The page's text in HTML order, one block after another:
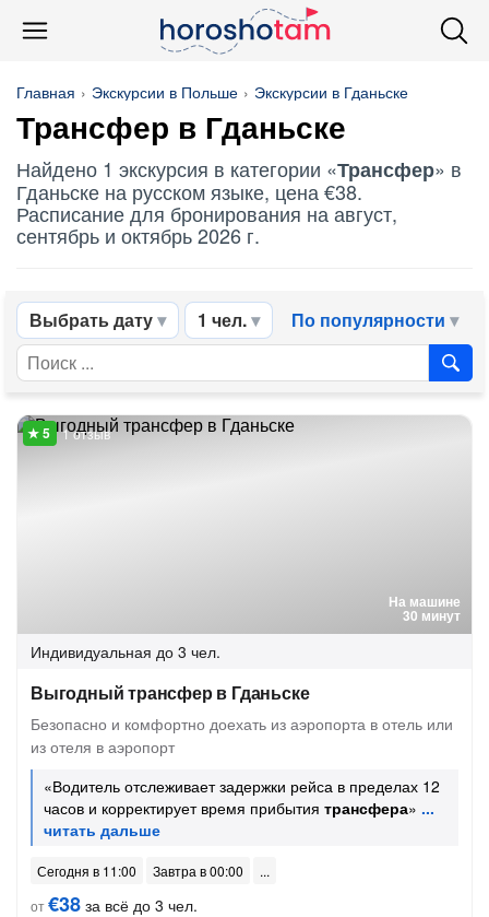
Главная Экскурсии в Польше Экскурсии в Гданьске
Трансфер в Гданьске
Найдено 1 экскурсия в категории «Трансфер» в
Гданьске на русском языке, цена €38.
Расписание для бронирования на август,
сентябрь и октябрь 2026 г.
Выбрать дату 1 чел. По популярности
На машине
30 минут
1 отзыв
Индивидуальная до 3 чел.
Выгодный трансфер в Гданьске
Безопасно и комфортно доехать из аэропорта в отель или
из отеля в аэропорт
«Водитель отслеживает задержки рейса в пределах 12
часов и корректирует время прибытия трансфера»
Сегодня в 11:00
Завтра в 00:00
от€38 за всё до 3 чел.